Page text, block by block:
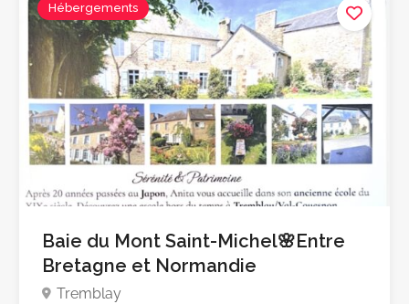
Hébergements
Baie du Mont Saint-Michel🌸Entre
Bretagne et Normandie
Tremblay